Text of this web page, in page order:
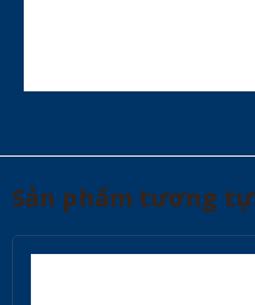
Sản phẩm tương tự